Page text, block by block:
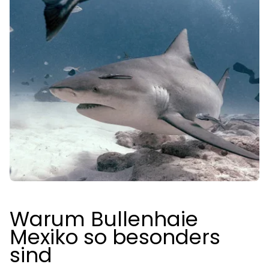
Warum Bullenhaie
Mexiko so besonders
sind